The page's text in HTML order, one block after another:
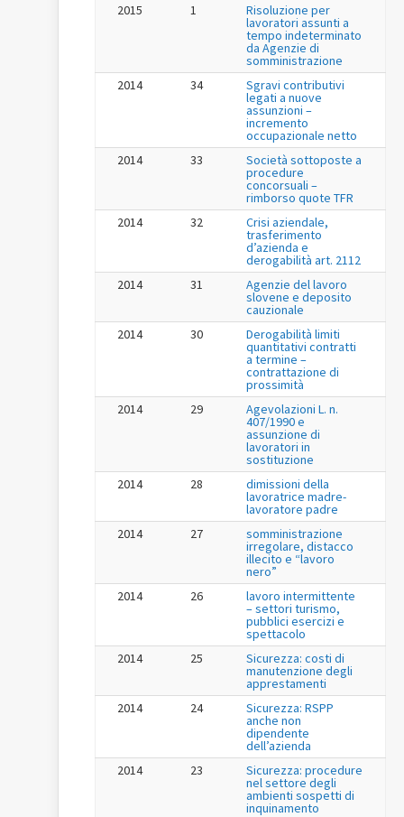
2015
1 Risoluzione per
lavoratori assunti a
tempo indeterminato
da Agenzie di
somministrazione
2014
34 Sgravi contributivi
legati a nuove
assunzioni –
incremento
occupazionale netto
2014
33 Società sottoposte a
procedure
concorsuali –
rimborso quote TFR
2014
32 Crisi aziendale,
trasferimento
d’azienda e
derogabilità art. 2112
2014
31 Agenzie del lavoro
slovene e deposito
cauzionale
2014
30 Derogabilità limiti
quantitativi contratti
a termine –
contrattazione di
prossimità
2014
29 Agevolazioni L. n.
407/1990 e
assunzione di
lavoratori in
sostituzione
2014
28 dimissioni della
lavoratrice madre-
lavoratore padre
2014
27 somministrazione
irregolare, distacco
illecito e “lavoro
nero”
2014
26 lavoro intermittente
– settori turismo,
pubblici esercizi e
spettacolo
2014
25 Sicurezza: costi di
manutenzione degli
apprestamenti
2014
24 Sicurezza: RSPP
anche non
dipendente
dell’azienda
2014
23 Sicurezza: procedure
nel settore degli
ambienti sospetti di
inquinamento